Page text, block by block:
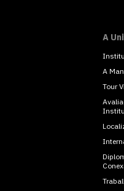
A
A
Tour